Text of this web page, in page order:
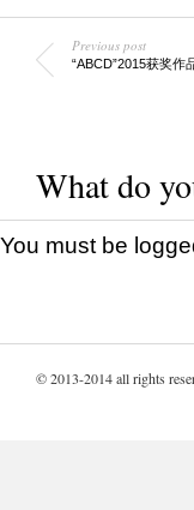
Previous post
“ABCD”2015获奖作
What do
You must be
© 2013-2014 all rights